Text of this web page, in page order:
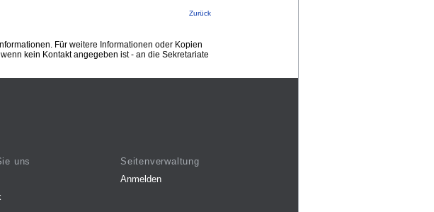
Zurück
Für weitere Informationen oder Kopien
kein Kontakt angegeben ist - an die Sekretariate
uns
Seitenverwaltung
Anmelden